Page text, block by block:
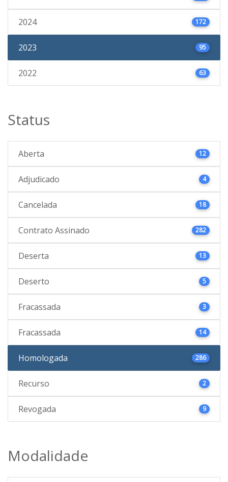
2024 172
2023 95
2022 63
Status
Aberta 12
Adjudicado 4
Cancelada 18
Contrato Assinado 282
Deserta 13
Deserto 5
Fracassada 3
Fracassada 14
Homologada 286
Recurso 2
Revogada 9
Modalidade